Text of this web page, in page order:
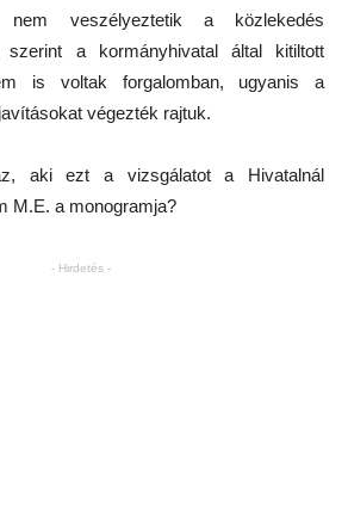
nem veszélyeztetik a közlekedés
szerint a kormányhivatal által kitiltott
is voltak forgalomban, ugyanis a
végezték rajtuk.
aki ezt a vizsgálatot a Hivatalnál
M.E. a monogramja?
- Hirdetés -